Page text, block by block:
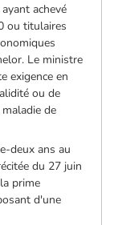
achevé
ou titulaires
Le ministre
exigence en
ou de
de
deux ans au
du 27 juin
prime
d'une